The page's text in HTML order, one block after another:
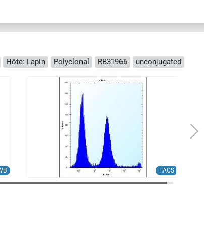
Hôte: Lapin Polyclonal RB31966 unconjugated
FACS